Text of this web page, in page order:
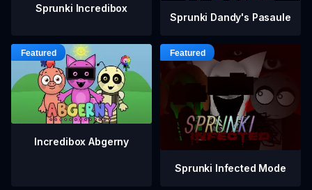
Sprunki Incredibox
Sprunki Dandy's Pasaule
Incredibox Abgerny
Sprunki Infected Mode